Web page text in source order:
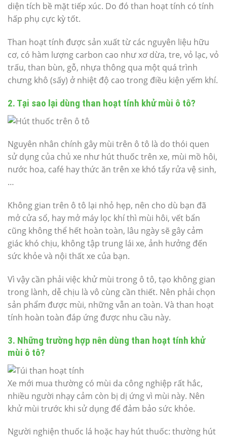
diện tích bề mặt tiếp xúc. Do đó than hoạt tính có tính
hấp phụ cực kỳ tốt.
Than hoạt tính được sản xuất từ các nguyên liệu hữu
cơ, có hàm lượng carbon cao như xơ dừa, tre, vỏ lạc, vỏ
trấu, than bùn, gỗ, nhựa thông qua một quá trình
chưng khô (sấy) ở nhiệt độ cao trong điều kiện yếm khí.
2. Tại sao lại dùng than hoạt tính khử mùi ô tô?
Nguyên nhân chính gây mùi trên ô tô là do thói quen
sử dụng của chủ xe như hút thuốc trên xe, mùi mồ hôi,
nước hoa, café hay thức ăn trên xe khó tẩy rửa vệ sinh,
…
Không gian trên ô tô lại nhỏ hẹp, nên cho dù bạn đã
mở cửa sổ, hay mở máy lọc khí thì mùi hôi, vết bẩn
cũng không thể hết hoàn toàn, lâu ngày sẽ gây cảm
giác khó chịu, không tập trung lái xe, ảnh hưởng đến
sức khỏe và nội thất xe của bạn.
Vì vậy cần phải việc khử mùi trong ô tô, tạo không gian
trong lành, dễ chịu là vô cùng cần thiết. Nên phải chọn
sản phẩm được mùi, những vẫn an toàn. Và than hoạt
tính hoàn toàn đáp ứng được nhu cầu này.
3. Những trường hợp nên dùng than hoạt tính khử
mùi ô tô?
Xe mới mua thường có mùi da công nghiệp rất hắc,
nhiều người nhạy cảm còn bị dị ứng vì mùi này. Nên
khử mùi trước khi sử dụng để đảm bảo sức khỏe.
Người nghiện thuốc lá hoặc hay hút thuốc: thường hút